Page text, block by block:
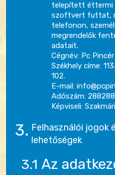
telepített éttermi
szoftvert futtat,
telefonon,
megrendelők
adatait.
Cégnév: Pc
Székhely címe:
102.
E-mail:
Adószám:
Képviseli:
Felhasználói jogok
lehetőségek
Az